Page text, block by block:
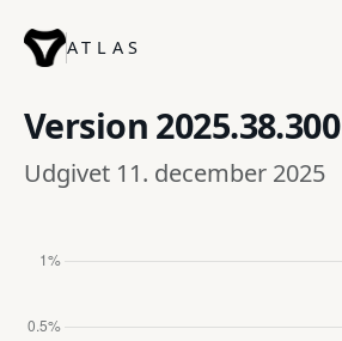
ATLAS
Version 2025.38.300
Udgivet 11. december 2025